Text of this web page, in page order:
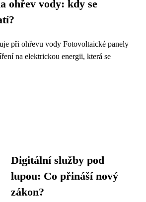
ohřev vody: kdy se
při ohřevu vody Fotovoltaické panely
na elektrickou energii, která se
Digitální služby pod
lupou: Co přináší nový
zákon?